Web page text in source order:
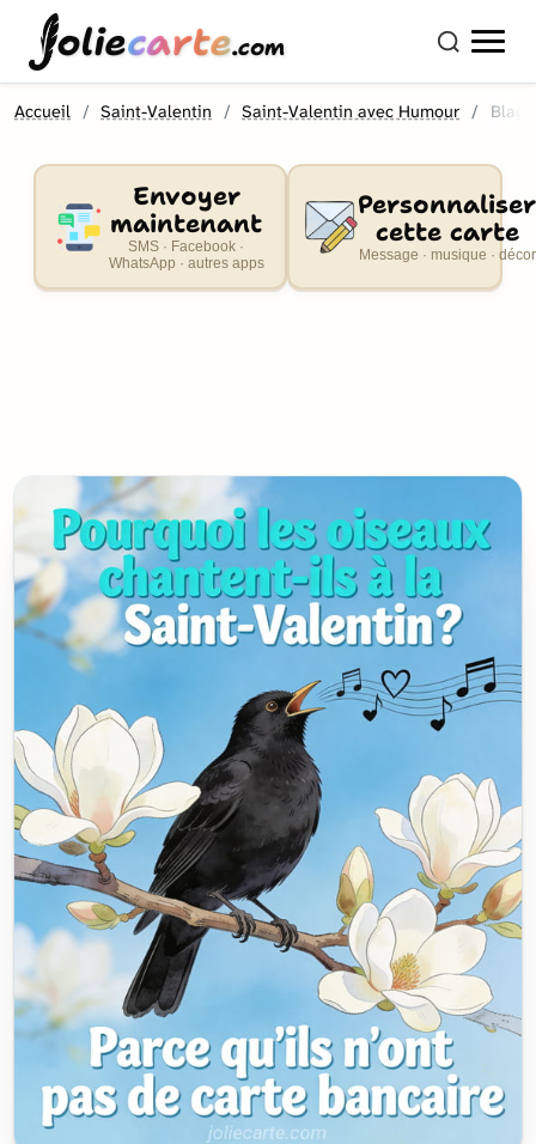
oliecarte.com
Accueil Saint-Valentin Saint-Valentin avec Humour
Envoyer
maintenant
SMS · Facebook ·
WhatsApp · autres apps
Personnaliser
cette carte
Message · musique · décor